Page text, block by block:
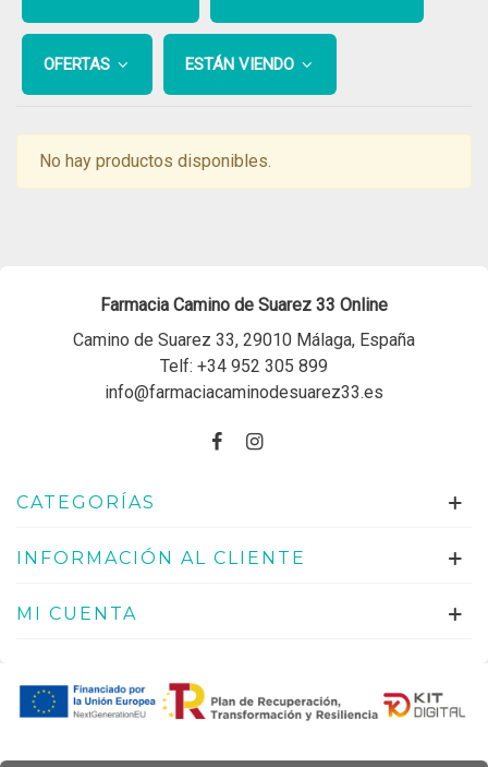
OFERTAS ESTÁN VIENDO
No hay productos disponibles.
Farmacia Camino de Suarez 33 Online
Camino de Suarez 33, 29010 Málaga, España
Telf: +34 952 305 899
info@farmaciacaminodesuarez33.es
CATEGORÍAS
INFORMACIÓN AL CLIENTE
MI CUENTA